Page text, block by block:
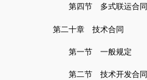
第四节 多式联运合同
第二十章 技术合同
第一节 一般规定
第二节 技术开发合同